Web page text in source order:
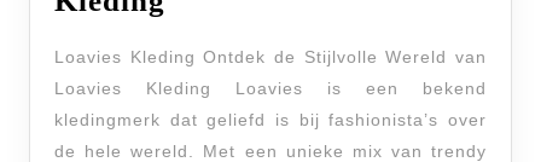
bij
Loavies
Kleding
Loavies Kleding Ontdek de Stijlvolle Wereld van
Loavies Kleding Loavies is een bekend
kledingmerk dat geliefd is bij fashionista’s over
de hele wereld. Met een unieke mix van trendy